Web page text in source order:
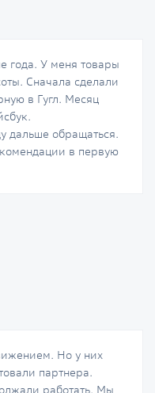
года. У меня товары
Сначала сделали
в Гугл. Месяц
дальше обращаться.
в первую
Но у них
партнера.
работать. Мы